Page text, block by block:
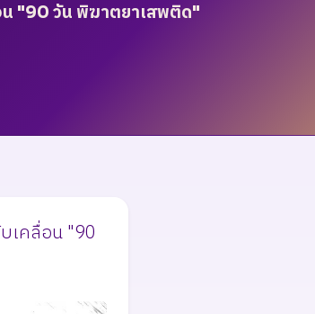
"90 วัน พิฆาตยาเสพติด"
เคลื่อน "90